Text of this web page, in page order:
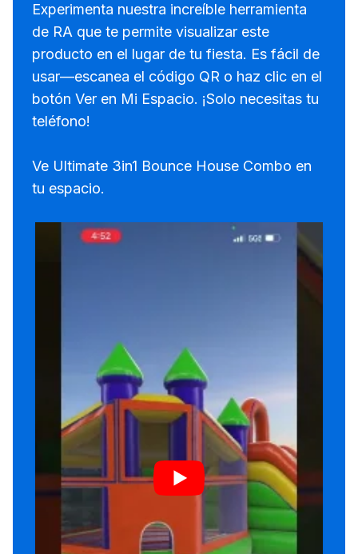
Experimenta nuestra increíble herramienta
de RA que te permite visualizar este
producto en el lugar de tu fiesta. Es fácil de
usar—escanea el código QR o haz clic en el
botón Ver en Mi Espacio. ¡Solo necesitas tu
teléfono!
Ve Ultimate 3in1 Bounce House Combo en
tu espacio.